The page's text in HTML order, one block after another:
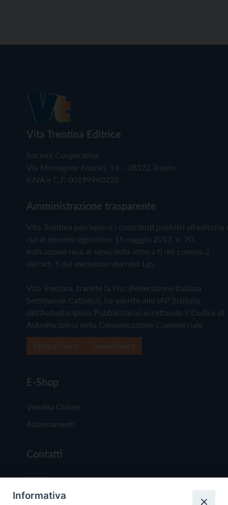
Vita Trentina Editrice
Società Cooperativa
Via Monsignor Endrici, 14 – 38122 Trento
P.IVA e C.F. 00199960220
Amministrazione trasparente
Vita Trentina percepisce i contributi pubblici all'editoria
cui al decreto legislativo 15 maggio 2017, n. 70.
Indicazione resa ai sensi della lettera f) del comma 2
dell'art. 5 del medesimo decreto Lgs.
Vita Trentina, tramite la Fisc (Federazione Italiana
Settimanali Cattolici), ha aderito allo IAP (Istituto
dell'Autodisciplina Pubblicitaria) accettando il Codice di
Autodisciplina della Comunicazione Commerciale
E-Shop
Vendita Online
Abbonamenti
Contatti
Chi Siamo
Redazione
Informativa